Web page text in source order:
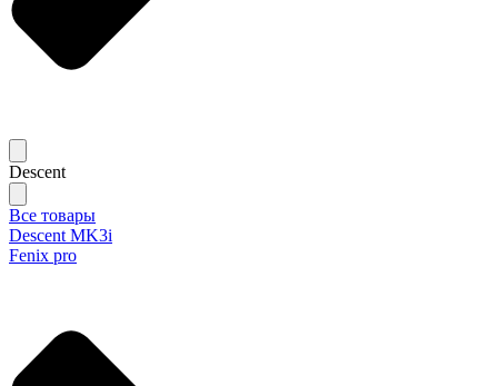
Descent
Все товары
Descent MK3i
Fenix pro